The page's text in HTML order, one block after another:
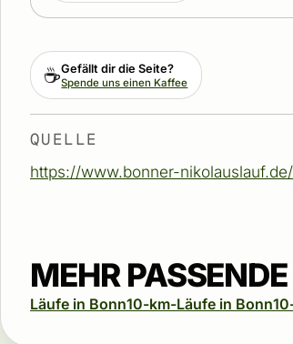
☕Gefällt dir die Seite?
Spende uns einen Kaffee
QUELLE
https://www.bonner-nikolauslauf.de/
MEHR
Läufe in Bonn10-km-Läufe in Bonn